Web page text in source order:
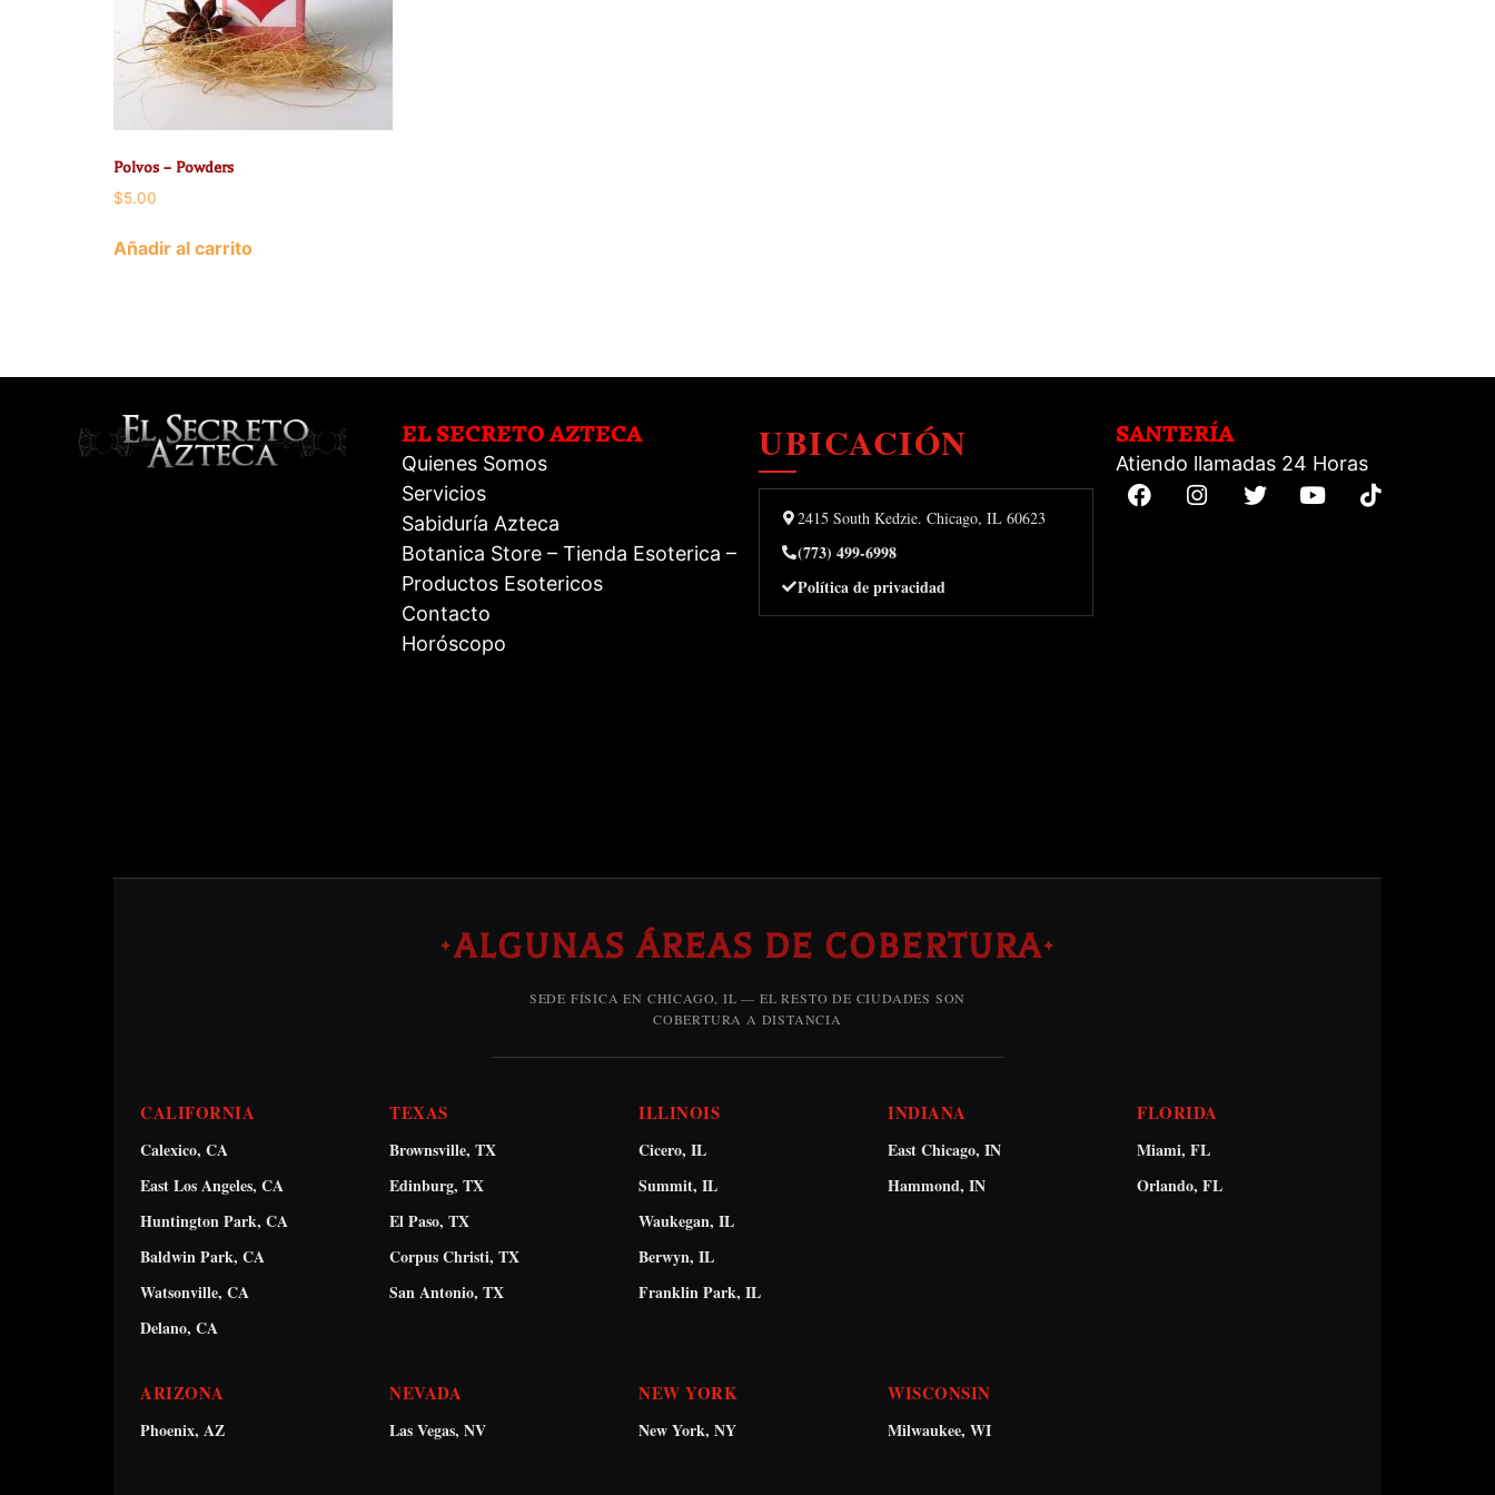
Polvos – Powders
$5.00
Añadir al carrito
EL SECRETO AZTECA
Quienes Somos
Servicios
Sabiduría Azteca
Botanica Store – Tienda Esoterica –
Productos Esotericos
Contacto
Horóscopo
UBICACIÓN
2415 South Kedzie. Chicago, IL 60623
(773) 499-6998
Política de privacidad
SANTERÍA
Atiendo llamadas 24 Horas
✦ALGUNAS ÁREAS DE COBERTURA✦
SEDE FÍSICA EN CHICAGO, IL — EL RESTO DE CIUDADES SON
COBERTURA A DISTANCIA
CALIFORNIA
Calexico, CA
East Los Angeles, CA
Huntington Park, CA
Baldwin Park, CA
Watsonville, CA
Delano, CA
TEXAS
Brownsville, TX
Edinburg, TX
El Paso, TX
Corpus Christi, TX
San Antonio, TX
ILLINOIS
Cicero, IL
Summit, IL
Waukegan, IL
Berwyn, IL
Franklin Park, IL
INDIANA
East Chicago, IN
Hammond, IN
FLORIDA
Miami, FL
Orlando, FL
ARIZONA
Phoenix, AZ
NEVADA
Las Vegas, NV
NEW YORK
New York, NY
WISCONSIN
Milwaukee, WI